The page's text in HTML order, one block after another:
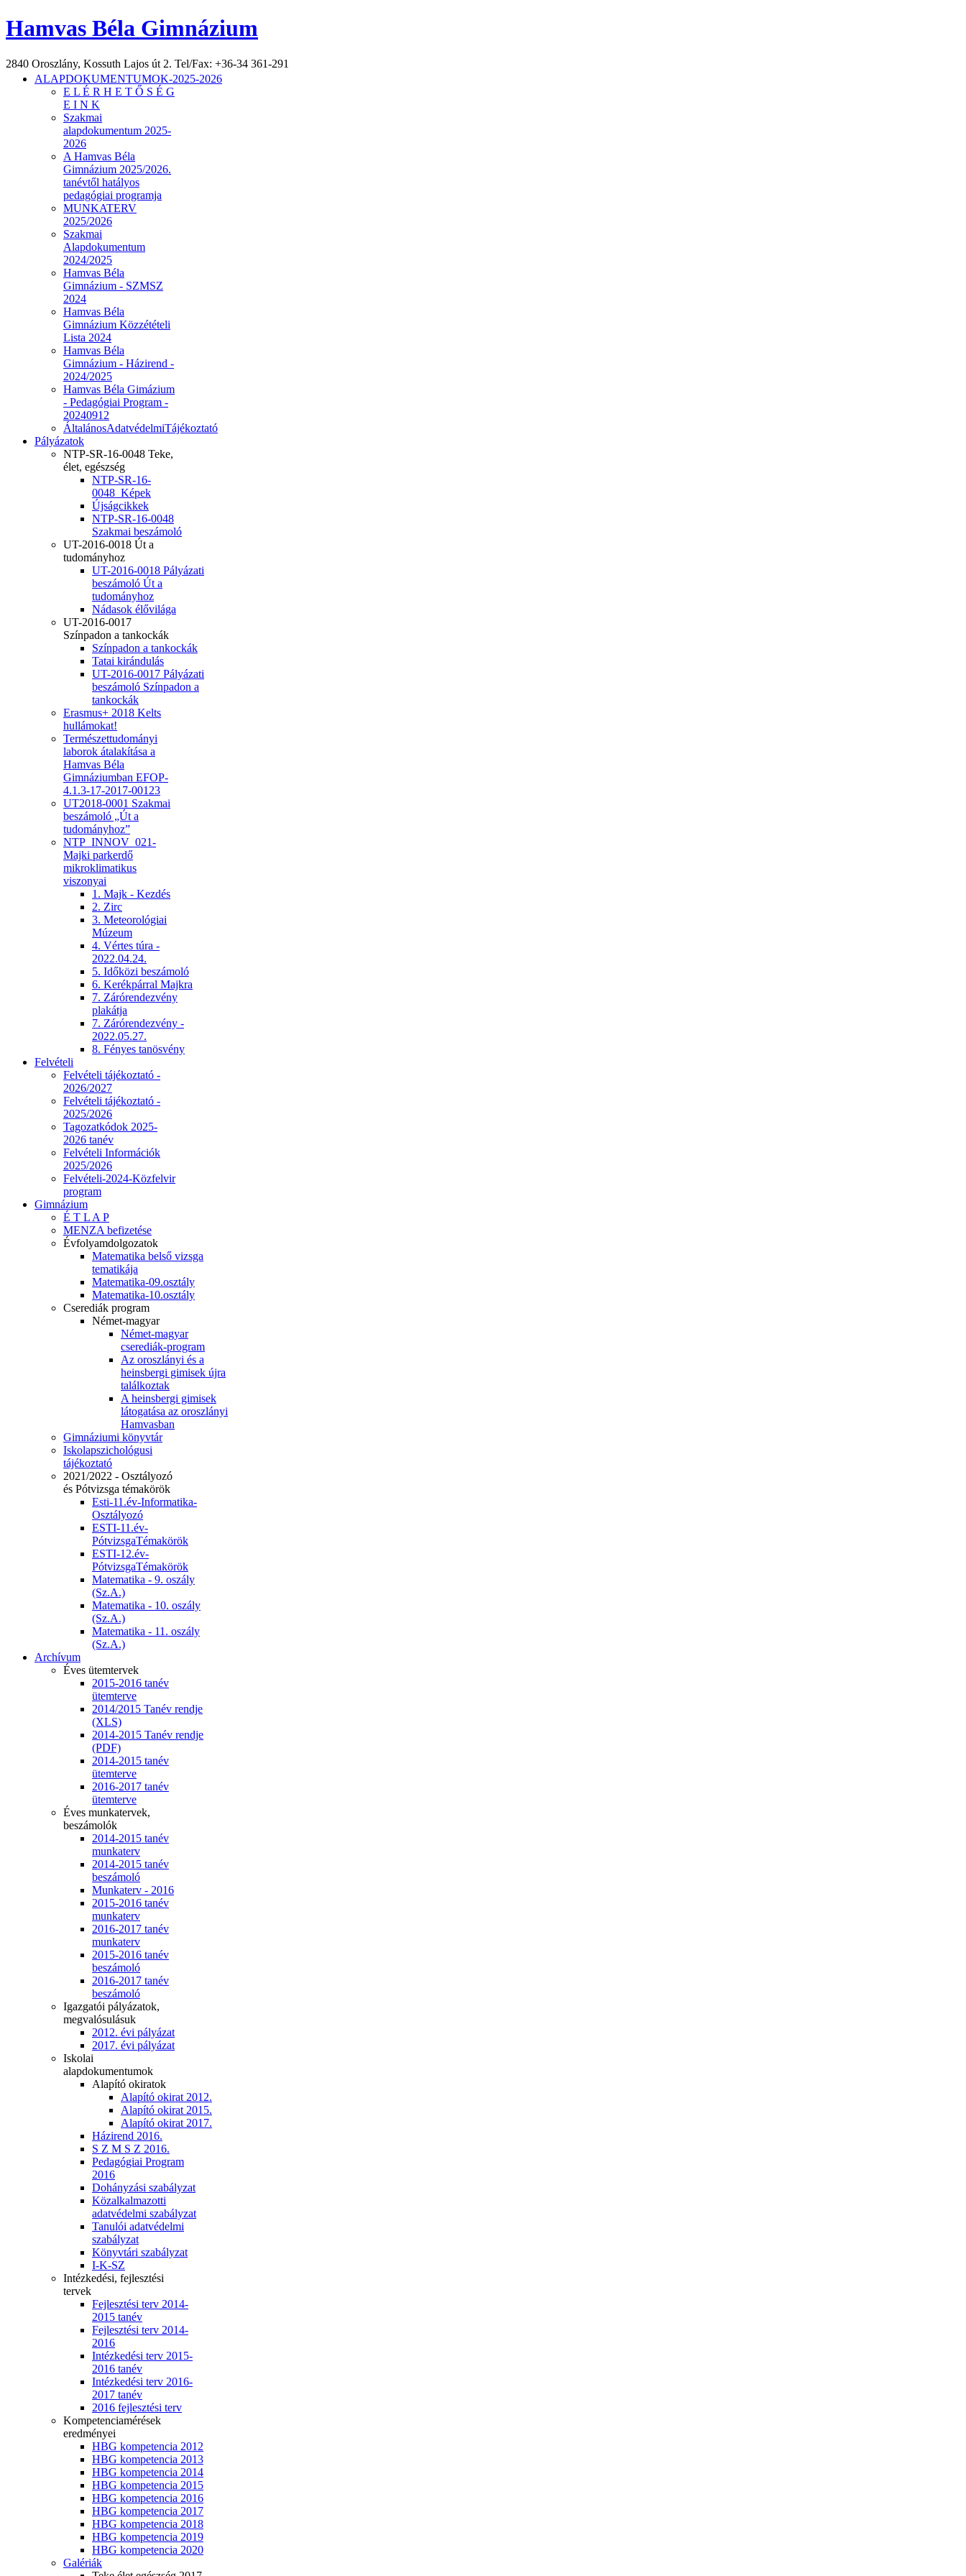
Hamvas Béla Gimnázium
2840 Oroszlány, Kossuth Lajos út 2. Tel/Fax: +36-34 361-291
ALAPDOKUMENTUMOK-2025-2026
E L É R H E T Ő S É G
E I N K
Szakmai
alapdokumentum 2025-
2026
A Hamvas Béla
Gimnázium 2025/2026.
tanévtől hatályos
pedagógiai programja
MUNKATERV
2025/2026
Szakmai
Alapdokumentum
2024/2025
Hamvas Béla
Gimnázium - SZMSZ
2024
Hamvas Béla
Gimnázium Közzétételi
Lista 2024
Hamvas Béla
Gimnázium - Házirend -
2024/2025
Hamvas Béla Gimázium
- Pedagógiai Program -
20240912
ÁltalánosAdatvédelmiTájékoztató
Pályázatok
NTP-SR-16-0048 Teke,
élet, egészség
NTP-SR-16-
0048_Képek
Újságcikkek
NTP-SR-16-0048
Szakmai beszámoló
UT-2016-0018 Út a
tudományhoz
UT-2016-0018 Pályázati
beszámoló Út a
tudományhoz
Nádasok élővilága
UT-2016-0017
Színpadon a tankockák
Színpadon a tankockák
Tatai kirándulás
UT-2016-0017 Pályázati
beszámoló Színpadon a
tankockák
Erasmus+ 2018 Kelts
hullámokat!
Természettudományi
laborok átalakítása a
Hamvas Béla
Gimnáziumban EFOP-
4.1.3-17-2017-00123
UT2018-0001 Szakmai
beszámoló „Út a
tudományhoz”
NTP_INNOV_021-
Majki parkerdő
mikroklimatikus
viszonyai
1. Majk - Kezdés
2. Zirc
3. Meteorológiai
Múzeum
4. Vértes túra -
2022.04.24.
5. Időközi beszámoló
6. Kerékpárral Majkra
7. Zárórendezvény
plakátja
7. Zárórendezvény -
2022.05.27.
8. Fényes tanösvény
Felvételi
Felvételi tájékoztató -
2026/2027
Felvételi tájékoztató -
2025/2026
Tagozatkódok 2025-
2026 tanév
Felvételi Információk
2025/2026
Felvételi-2024-Közfelvir
program
Gimnázium
É T L A P
MENZA befizetése
Évfolyamdolgozatok
Matematika belső vizsga
tematikája
Matematika-09.osztály
Matematika-10.osztály
Cserediák program
Német-magyar
Német-magyar
cserediák-program
Az oroszlányi és a
heinsbergi gimisek újra
találkoztak
A heinsbergi gimisek
látogatása az oroszlányi
Hamvasban
Gimnáziumi könyvtár
Iskolapszichológusi
tájékoztató
2021/2022 - Osztályozó
és Pótvizsga témakörök
Esti-11.év-Informatika-
Osztályozó
ESTI-11.év-
PótvizsgaTémakörök
ESTI-12.év-
PótvizsgaTémakörök
Matematika - 9. oszály
(Sz.A.)
Matematika - 10. oszály
(Sz.A.)
Matematika - 11. oszály
(Sz.A.)
Archívum
Éves ütemtervek
2015-2016 tanév
ütemterve
2014/2015 Tanév rendje
(XLS)
2014-2015 Tanév rendje
(PDF)
2014-2015 tanév
ütemterve
2016-2017 tanév
ütemterve
Éves munkatervek,
beszámolók
2014-2015 tanév
munkaterv
2014-2015 tanév
beszámoló
Munkaterv - 2016
2015-2016 tanév
munkaterv
2016-2017 tanév
munkaterv
2015-2016 tanév
beszámoló
2016-2017 tanév
beszámoló
Igazgatói pályázatok,
megvalósulásuk
2012. évi pályázat
2017. évi pályázat
Iskolai
alapdokumentumok
Alapító okiratok
Alapító okirat 2012.
Alapító okirat 2015.
Alapító okirat 2017.
Házirend 2016.
S Z M S Z 2016.
Pedagógiai Program
2016
Dohányzási szabályzat
Közalkalmazotti
adatvédelmi szabályzat
Tanulói adatvédelmi
szabályzat
Könyvtári szabályzat
I-K-SZ
Intézkedési, fejlesztési
tervek
Fejlesztési terv 2014-
2015 tanév
Fejlesztési terv 2014-
2016
Intézkedési terv 2015-
2016 tanév
Intézkedési terv 2016-
2017 tanév
2016 fejlesztési terv
Kompetenciamérések
eredményei
HBG kompetencia 2012
HBG kompetencia 2013
HBG kompetencia 2014
HBG kompetencia 2015
HBG kompetencia 2016
HBG kompetencia 2017
HBG kompetencia 2018
HBG kompetencia 2019
HBG kompetencia 2020
Galériák